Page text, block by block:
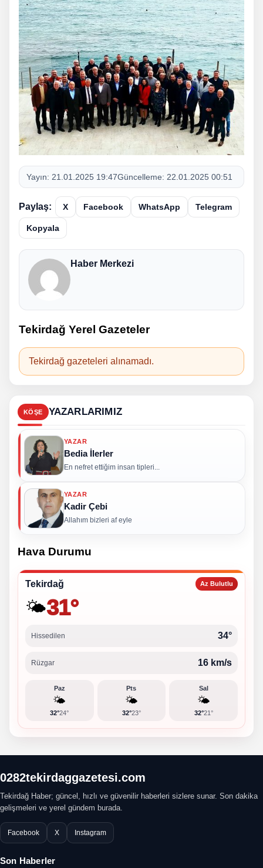
Yayın: 21.01.2025 19:47Güncelleme: 22.01.2025 00:51
Paylaş: X Facebook WhatsApp Telegram
Kopyala
Haber Merkezi
Tekirdağ Yerel Gazeteler
Tekirdağ gazeteleri alınamadı.
KÖŞE YAZARLARIMIZ
YAZAR
Bedia İlerler
En nefret ettiğim insan tipleri...
YAZAR
Kadir Çebi
Allahım bizleri af eyle
Hava Durumu
Tekirdağ Az Bulutlu
🌤️31°
Hissedilen 34°
Rüzgar 16 km/s
Paz
🌤️
32°24°
Pts
🌤️
32°23°
Sal
🌤️
32°21°
0282tekirdaggazetesi.com
Tekirdağ Haber; güncel, hızlı ve güvenilir haberleri sizlere sunar. Son dakika
gelişmeleri ve yerel gündem burada.
Facebook X Instagram
Son Haberler